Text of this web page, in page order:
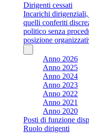
Dirigenti cessati
Incarichi
quelli conferiti
politico senza
posizione
Anno 2026
Anno 2025
Anno 2024
Anno 2023
Anno 2022
Anno 2021
Anno 2020
Posti di funzione
Ruolo dirigenti